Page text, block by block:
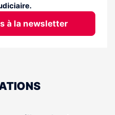
à la newsletter